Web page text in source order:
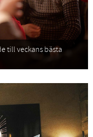
till veckans bästa